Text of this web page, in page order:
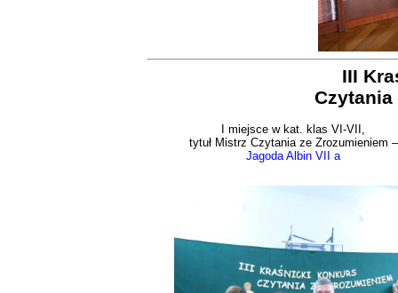
III
I miejsce w kat. klas VI-VII,
tytuł Mistrz Czytania ze Zrozumieniem –
Jagoda Albin VII a